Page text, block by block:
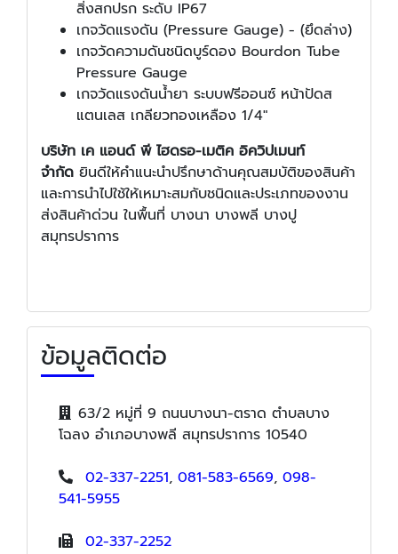
สิ่งสกปรก ระดับ IP67
เกจวัดแรงดัน (Pressure Gauge) - (ยึดล่าง)
เกจวัดความดันชนิดบูร์ดอง Bourdon Tube
Pressure Gauge
เกจวัดแรงดันน้ำยา ระบบฟรีออนซ์ หน้าปัดส
แตนเลส เกลียวทองเหลือง 1/4"
บริษัท เค แอนด์ พี ไฮดรอ-เมติค อิควิปเมนท์
จำกัด ยินดีให้คำแนะนำปรึกษาด้านคุณสมบัติของสินค้า
และการนำไปใช้ให้เหมาะสมกับชนิดและประเภทของงาน
ส่งสินค้าด่วน ในพื้นที่ บางนา บางพลี บางปู
สมุทรปราการ
ข้อมูลติดต่อ
63/2 หมู่ที่ 9 ถนนบางนา-ตราด ตำบลบาง
โฉลง อำเภอบางพลี สมุทรปราการ 10540
02-337-2251, 081-583-6569, 098-
541-5955
02-337-2252